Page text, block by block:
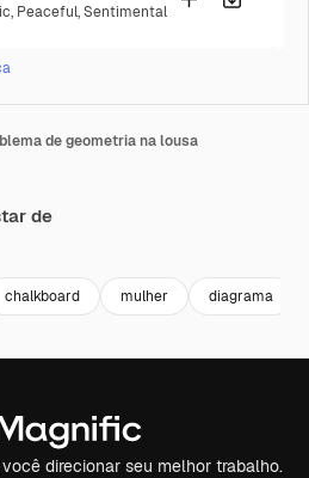
, Peaceful,Sentimental
de geometria na lousa
de
chalkboard mulher diagrama
direcionar seu melhor trabalho.